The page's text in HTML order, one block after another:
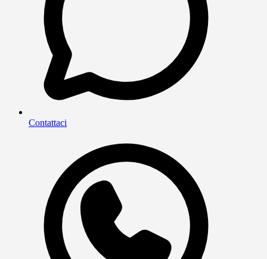
Contattaci